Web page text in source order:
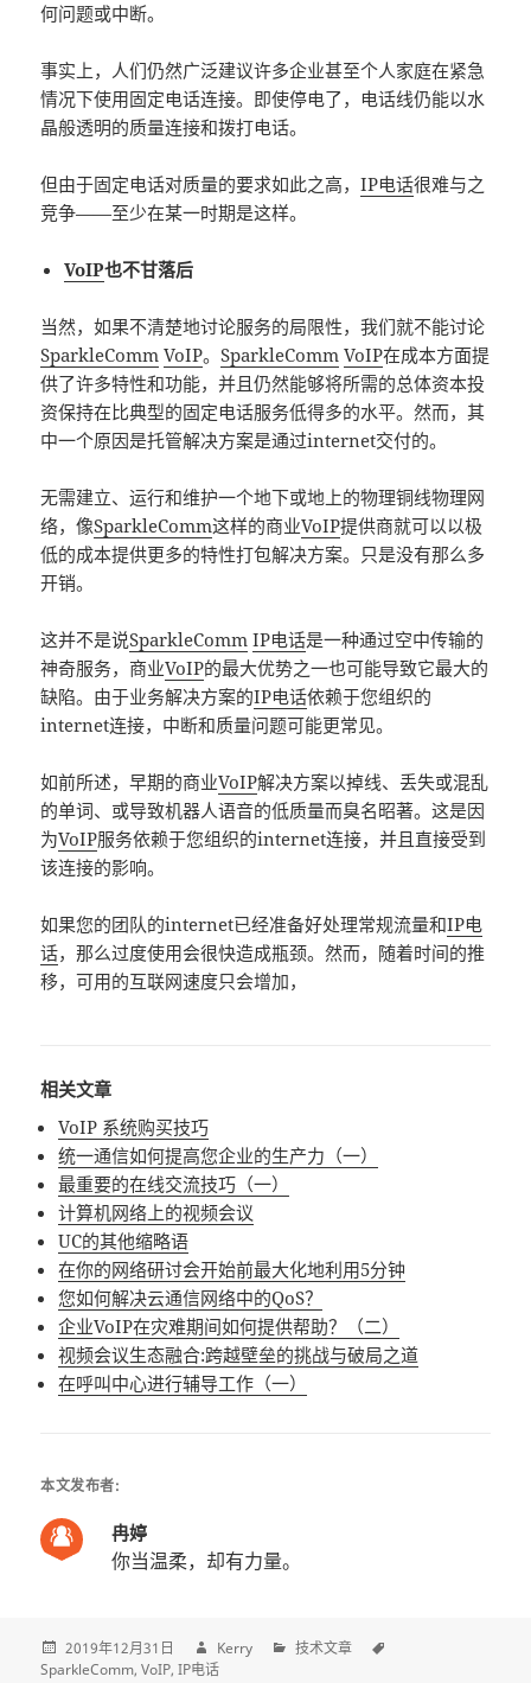
何问题或中断。
事实上，人们仍然广泛建议许多企业甚至个人家庭在紧急
情况下使用固定电话连接。即使停电了，电话线仍能以水
晶般透明的质量连接和拨打电话。
但由于固定电话对质量的要求如此之高，IP电话很难与之
竞争——至少在某一时期是这样。
VoIP也不甘落后
当然，如果不清楚地讨论服务的局限性，我们就不能讨论
SparkleComm VoIP。SparkleComm VoIP在成本方面提
供了许多特性和功能，并且仍然能够将所需的总体资本投
资保持在比典型的固定电话服务低得多的水平。然而，其
中一个原因是托管解决方案是通过internet交付的。
无需建立、运行和维护一个地下或地上的物理铜线物理网
络，像SparkleComm这样的商业VoIP提供商就可以以极
低的成本提供更多的特性打包解决方案。只是没有那么多
开销。
这并不是说SparkleComm IP电话是一种通过空中传输的
神奇服务，商业VoIP的最大优势之一也可能导致它最大的
缺陷。由于业务解决方案的IP电话依赖于您组织的
internet连接，中断和质量问题可能更常见。
如前所述，早期的商业VoIP解决方案以掉线、丢失或混乱
的单词、或导致机器人语音的低质量而臭名昭著。这是因
为VoIP服务依赖于您组织的internet连接，并且直接受到
该连接的影响。
如果您的团队的internet已经准备好处理常规流量和IP电
话，那么过度使用会很快造成瓶颈。然而，随着时间的推
移，可用的互联网速度只会增加，
相关文章
VoIP 系统购买技巧
统一通信如何提高您企业的生产力（一）
最重要的在线交流技巧（一）
计算机网络上的视频会议
UC的其他缩略语
在你的网络研讨会开始前最大化地利用5分钟
您如何解决云通信网络中的QoS？
企业VoIP在灾难期间如何提供帮助？（二）
视频会议生态融合:跨越壁垒的挑战与破局之道
在呼叫中心进行辅导工作（一）
本文发布者:
冉婷
你当温柔，却有力量。
2019年12月31日 Kerry
技术文章
SparkleComm VoIP IP电话